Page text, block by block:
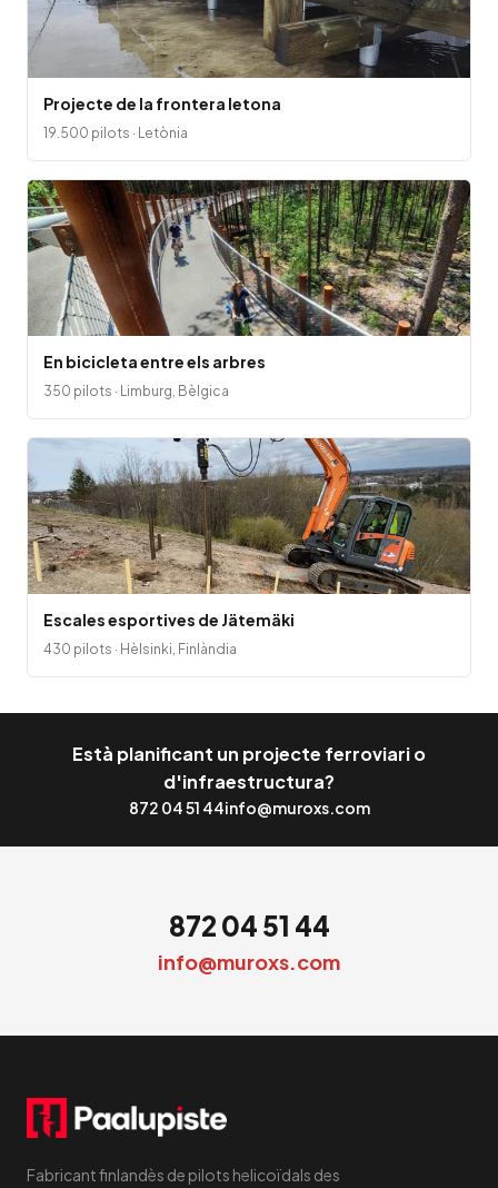
Projecte de la frontera letona
19.500 pilots · Letònia
En bicicleta entre els arbres
350 pilots · Limburg, Bèlgica
Escales esportives de Jätemäki
430 pilots · Hèlsinki, Finlàndia
Està planificant un projecte ferroviari o
d'infraestructura?
872 04 51 44info@muroxs.com
872 04 51 44
info@muroxs.com
Fabricant finlandès de pilots helicoïdals des